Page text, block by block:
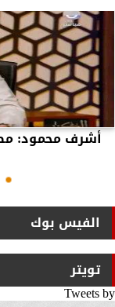
أشرف محمود:
الفيس بوك
تويتر
Tweets by